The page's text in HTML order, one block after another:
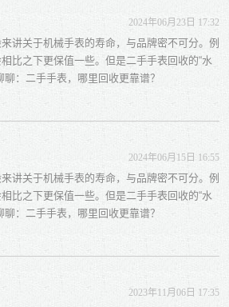
2024年06月23日 17:32
讲关于机械手表的寿命，与品牌密不可分。例
比之下更保值一些。但是二手手表回收的“水
：二手手表，哪里回收更靠谱？
2024年06月15日 16:55
讲关于机械手表的寿命，与品牌密不可分。例
比之下更保值一些。但是二手手表回收的“水
：二手手表，哪里回收更靠谱？
2023年11月06日 17:35